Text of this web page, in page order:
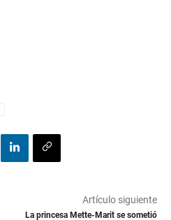
Artículo siguiente
La princesa Mette-Marit se sometió